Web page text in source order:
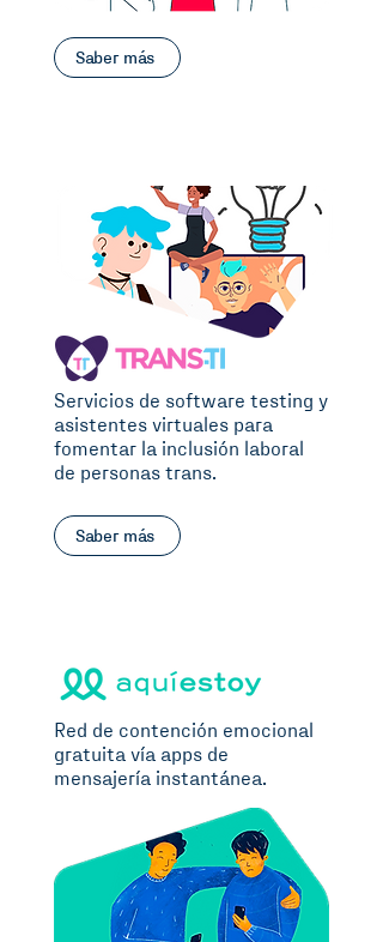
Saber más
Servicios de software testing y
asistentes virtuales para
fomentar la inclusión laboral
de personas trans.
Saber más
Red de contención emocional
gratuita vía apps de
mensajería instantánea.